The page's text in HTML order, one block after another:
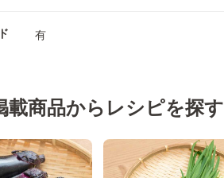
有
載商品からレシピを探す